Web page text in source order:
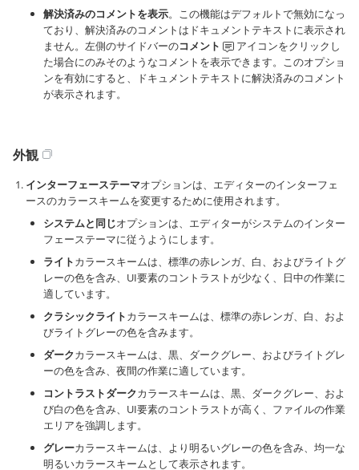
解決済みのコメントを表示。この機能はデフォルトで無効になっ
ており、解決済みのコメントはドキュメントテキストに表示され
ません。左側のサイドバーのコメント
アイコンをクリックし
た場合にのみそのようなコメントを表示できます。このオプショ
ンを有効にすると、ドキュメントテキストに解決済みのコメント
が表示されます。
外観
インターフェーステーマオプションは、エディターのインターフェ
ースのカラースキームを変更するために使用されます。
システムと同じオプションは、エディターがシステムのインター
フェーステーマに従うようにします。
ライトカラースキームは、標準の赤レンガ、白、およびライトグ
レーの色を含み、UI要素のコントラストが少なく、日中の作業に
適しています。
クラシックライトカラースキームは、標準の赤レンガ、白、およ
びライトグレーの色を含みます。
ダークカラースキームは、黒、ダークグレー、およびライトグレ
ーの色を含み、夜間の作業に適しています。
コントラストダークカラースキームは、黒、ダークグレー、およ
び白の色を含み、UI要素のコントラストが高く、ファイルの作業
エリアを強調します。
グレーカラースキームは、より明るいグレーの色を含み、均一な
明るいカラースキームとして表示されます。